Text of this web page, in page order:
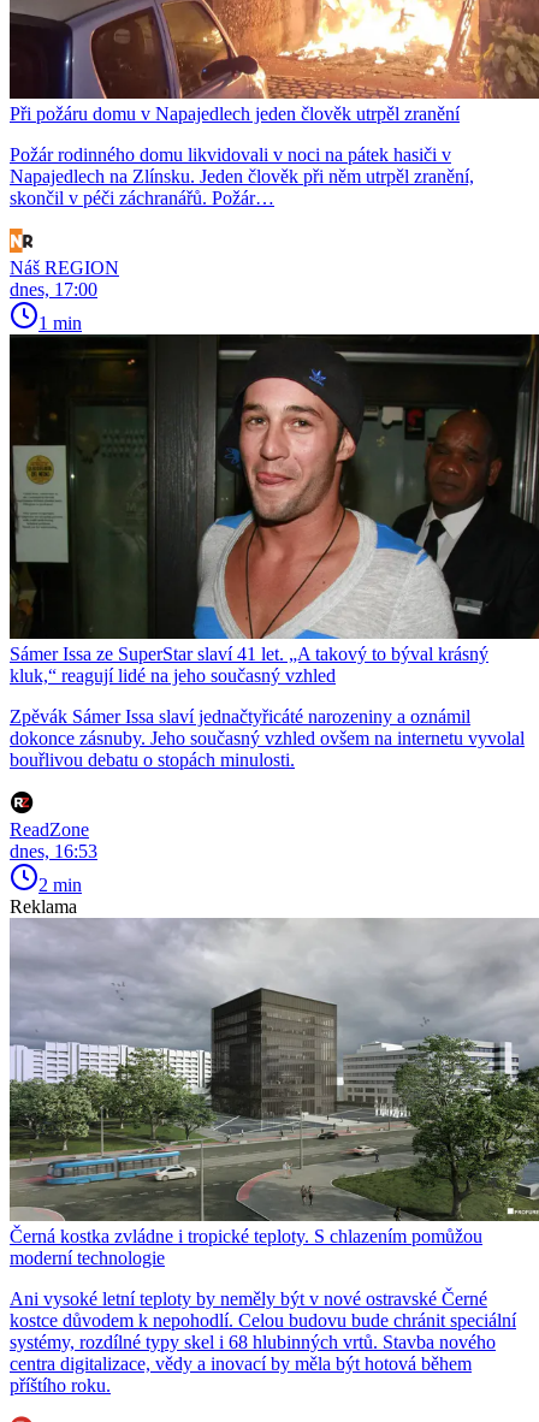
Při požáru domu v Napajedlech jeden člověk utrpěl zranění
Požár rodinného domu likvidovali v noci na pátek hasiči v
Napajedlech na Zlínsku. Jeden člověk při něm utrpěl zranění,
skončil v péči záchranářů. Požár…
Náš REGION
dnes, 17:00
1 min
Sámer Issa ze SuperStar slaví 41 let. „A takový to býval krásný
kluk,“ reagují lidé na jeho současný vzhled
Zpěvák Sámer Issa slaví jednačtyřicáté narozeniny a oznámil
dokonce zásnuby. Jeho současný vzhled ovšem na internetu vyvolal
bouřlivou debatu o stopách minulosti.
ReadZone
dnes, 16:53
2 min
Reklama
Černá kostka zvládne i tropické teploty. S chlazením pomůžou
moderní technologie
Ani vysoké letní teploty by neměly být v nové ostravské Černé
kostce důvodem k nepohodlí. Celou budovu bude chránit speciální
systémy, rozdílné typy skel i 68 hlubinných vrtů. Stavba nového
centra digitalizace, vědy a inovací by měla být hotová během
příštího roku.